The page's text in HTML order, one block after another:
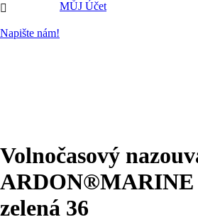

Napište nám!
MŮJ Účet
Volnočasový
ARDON®MARINE
zelená 36